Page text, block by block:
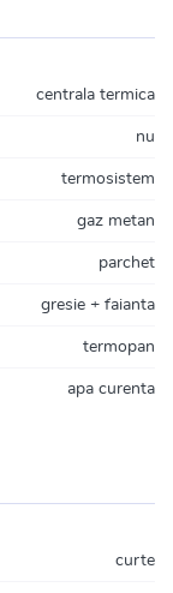
centrala termica
nu
termosistem
gaz metan
parchet
gresie + faianta
termopan
apa curenta
curte